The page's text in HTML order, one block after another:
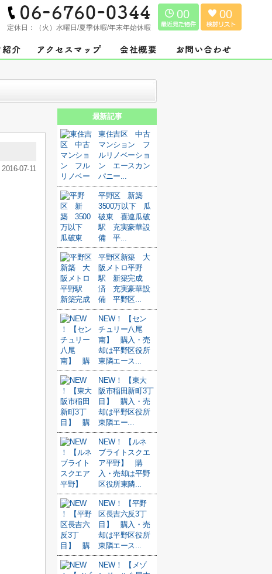
定休日： （火）水曜日/夏季休暇/年末年始休暇
00 00
2016-07-11
最新記事
東住吉区 中古
マンション フ
ルリノベーショ
ン エースカン
パニー...
平野区 新築
3500万以下 瓜
破東 喜連瓜破
駅 充実豪華設
備 平...
平野区新築 大
阪メトロ平野
駅 新築完成
済 充実豪華設
備 平野区...
NEW！ 【セン
チュリー八尾
南】 購入・売
却は平野区役所
東隣エース...
NEW！ 【東大
阪市稲田新町3丁
目】 購入・売
却は平野区役所
東隣エー...
NEW！ 【ルネ
ブライトスクエ
ア平野】 購
入・売却は平野
区役所東隣...
NEW！ 【平野
区長吉六反3丁
目】 購入・売
却は平野区役所
東隣エース...
NEW！ 【メゾ